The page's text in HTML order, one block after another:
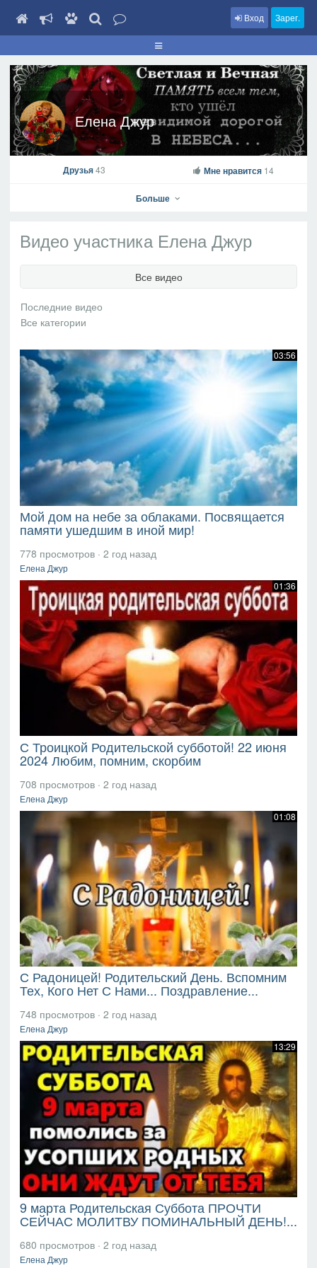
Вход Зарег.
Елена Джур
В друзья
Друзья43 Мне нравится 14
Больше
Видео участника Елена Джур
Все видео
03:56
Мой дом на небе за облаками. Посвящается
памяти ушедшим в иной мир!
778 просмотров · 2 год назад
Елена Джур
01:36
С Троицкой Родительской субботой! 22 июня
2024 Любим, помним, скорбим
708 просмотров · 2 год назад
Елена Джур
01:08
С Радоницей! Родительский День. Вспомним
Тех, Кого Нет С Нами... Поздравление...
748 просмотров · 2 год назад
Елена Джур
13:29
9 марта Родительская Суббота ПРОЧТИ
СЕЙЧАС МОЛИТВУ ПОМИНАЛЬНЫЙ ДЕНЬ!...
680 просмотров · 2 год назад
Елена Джур